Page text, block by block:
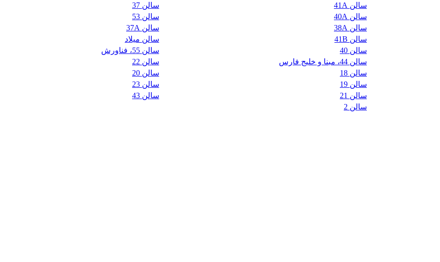
سالن 41A
سالن 37
سالن 40A
سالن 53
سالن 38A
سالن 37A
سالن 41B
سالن میلاد
سالن 40
سالن 55، فناورش
سالن 44، مبنا و خلیج فارس
سالن 22
سالن 18
سالن 20
سالن 19
سالن 23
سالن 21
سالن 43
سالن 2